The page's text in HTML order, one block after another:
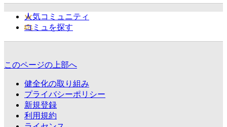
人気コミュニティ
コミュを探す
このページの上部へ
健全化の取り組み
プライバシーポリシー
新規登録
利用規約